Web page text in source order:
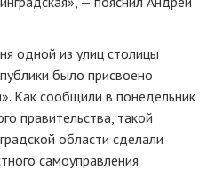
одной из улиц столицы
было присвоено
Как сообщили в понедельник
правительства, такой
области сделали
самоуправления